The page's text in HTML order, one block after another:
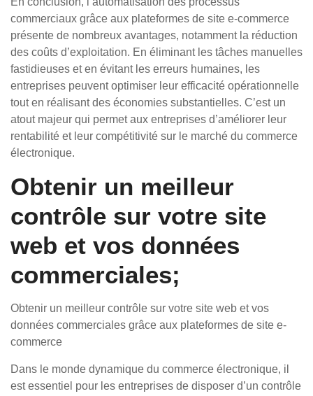
commerciaux grâce aux plateformes de site e-commerce
présente de nombreux avantages, notamment la réduction
des coûts d’exploitation. En éliminant les tâches manuelles
fastidieuses et en évitant les erreurs humaines, les
entreprises peuvent optimiser leur efficacité opérationnelle
tout en réalisant des économies substantielles. C’est un
atout majeur qui permet aux entreprises d’améliorer leur
rentabilité et leur compétitivité sur le marché du commerce
électronique.
Obtenir un meilleur
contrôle sur votre site
web et vos données
commerciales;
Obtenir un meilleur contrôle sur votre site web et vos
données commerciales grâce aux plateformes de site e-
commerce
Dans le monde dynamique du commerce électronique, il
est essentiel pour les entreprises de disposer d’un contrôle